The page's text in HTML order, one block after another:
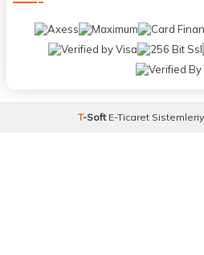
T-Soft E-Ticaret